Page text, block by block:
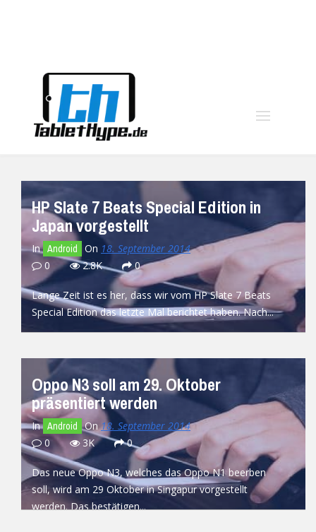
HP Slate 7 Beats Special Edition in
Japan vorgestellt
In Android On 18. September 2014
0
2.8K 0
Lange Zeit ist es her, dass wir vom HP Slate 7 Beats
Special Edition das letzte Mal berichtet haben. Nach...
READ MORE
Oppo N3 soll am 29. Oktober
präsentiert werden
In Android On18. September 2014
0
3K 0
Das neue Oppo N3, welches das Oppo N1 beerben
soll, wird am 29 Oktober in Singapur vorgestellt
werden. Das bestätigen...